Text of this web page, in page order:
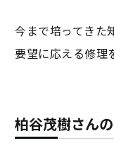
今まで培ってきた
要望に応える修理
柏谷茂樹さん